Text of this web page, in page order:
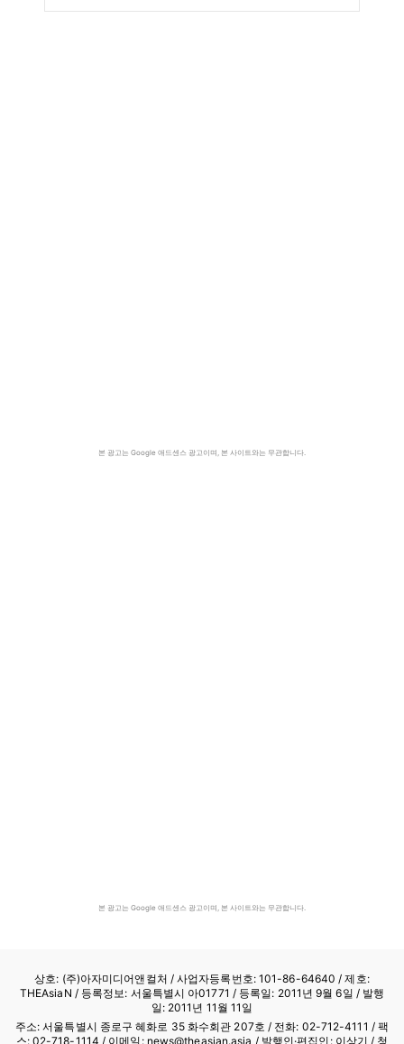
본 광고는 Google 애드센스 광고이며, 본 사이트와는 무관합니다.
본 광고는 Google 애드센스 광고이며, 본 사이트와는 무관합니다.
상호: (주)아자미디어앤컬처 /사업자등록번호: 101-86-64640 / 제호:
THEAsiaN / 등록정보: 서울특별시 아01771 / 등록일: 2011년 9월 6일 / 발행
일: 2011년 11월 11일
주소: 서울특별시 종로구 혜화로 35 화수회관 207호 / 전화: 02-712-4111 / 팩
스: 02-718-1114 / 이메일: news@theasian.asia / 발행인·편집인: 이상기 / 청